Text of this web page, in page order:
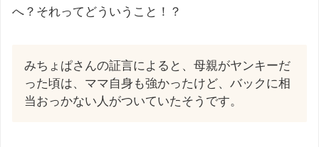
へ？それってどういうこと！？
みちょぱさんの証言によると、母親がヤンキーだ
った頃は、ママ自身も強かったけど、バックに相
当おっかない人がついていたそうです。